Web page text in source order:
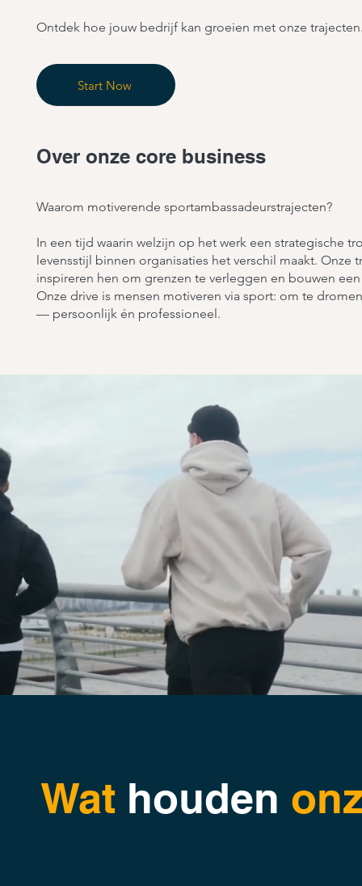
Ontdek hoe jouw bedrijf kan groeien met onze
Over onze core business
Waarom motiverende sportambassadeurstrajecten?
In een tijd waarin welzijn op het werk een strategische
levensstijl binnen organisaties het verschil maakt.
inspireren hen om grenzen te verleggen en bouwen
Onze drive is mensen motiveren via sport: om te
— persoonlijk én professioneel.
Start Now
Wat houden